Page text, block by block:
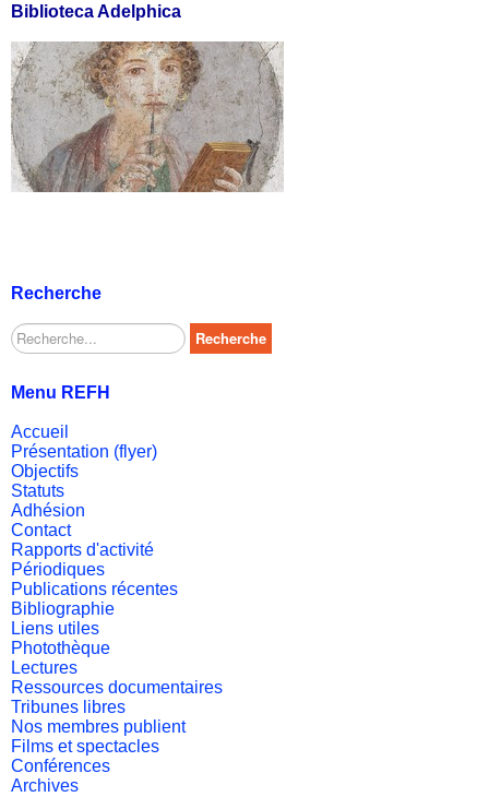
Biblioteca Adelphica
Recherche
Rechercher Recherche
Menu REFH
Accueil
Présentation (flyer)
Objectifs
Statuts
Adhésion
Contact
Rapports d'activité
Périodiques
Publications récentes
Bibliographie
Liens utiles
Photothèque
Lectures
Ressources documentaires
Tribunes libres
Nos membres publient
Films et spectacles
Conférences
Archives